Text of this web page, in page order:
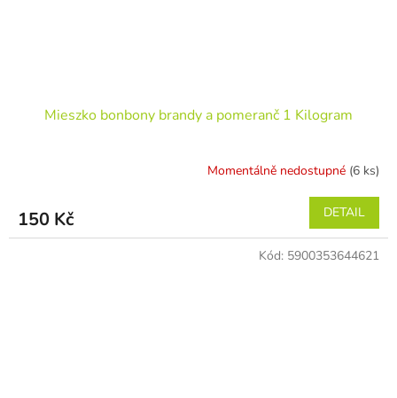
Mieszko bonbony brandy a pomeranč 1 Kilogram
Momentálně nedostupné (6 ks)
150 Kč DETAIL
Kód: 5900353644621